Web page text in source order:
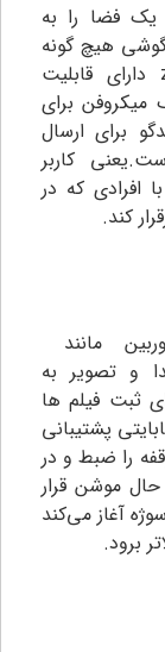
فضا را به
هیچ گونه
افتی پیدا نمی‌کند.دوربین اسفیورد z230 دارای قابلیت
برای
برای ارسال
کاربر
افرادی که در
کند.
مانند
و تصویر به
ثبت فیلم ها
از کارت حافظه ۱۲۸ گیگابایتی پشتیبانی
و بی وقفه را ضبط و در
موشن قرار
آغاز می‌کند
برود.